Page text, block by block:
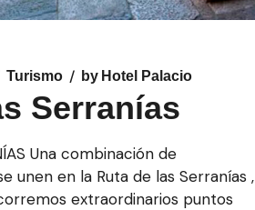
Turismo by Hotel Palacio
Serranías
Una combinación de
unen en la Ruta de las Serranías ,
extraordinarios puntos